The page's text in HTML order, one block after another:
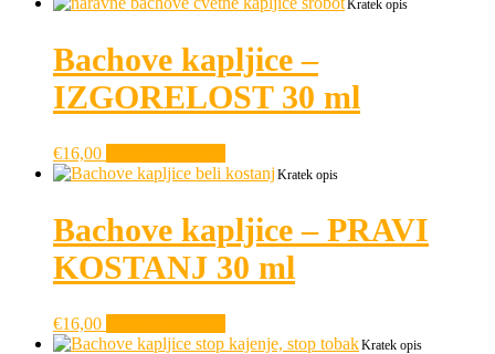
Kratek opis
Bachove kapljice –
IZGORELOST 30 ml
€16,00
Kratek opis
Bachove kapljice – PRAVI
KOSTANJ 30 ml
€16,00
Kratek opis